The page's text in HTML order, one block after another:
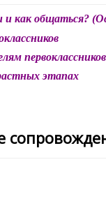
и как общаться?
первоклассников
этапах